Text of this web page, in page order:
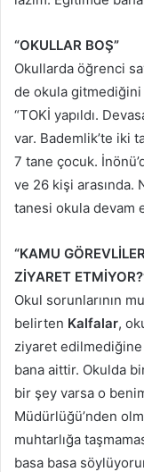
“OKULLAR BOŞ”
Okullarda öğrenci
de okula
“TOKİ yapıldı.
var. Bademlik’te iki
7 tane çocuk.
ve 26 kişi arasında.
tanesi okula devam
“KAMU
ZİYARET
Okul sorunlarının
belirten Kalfalar,
ziyaret
bana aittir. Okulda
bir şey varsa o
Müdürlüğü’nden
muhtarlığa
basa basa